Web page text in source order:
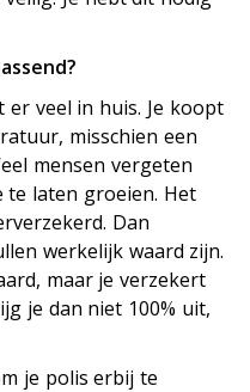
veel in huis. Je koopt
misschien een
mensen vergeten
te laten groeien. Het
Dan
werkelijk waard zijn.
maar je verzekert
je dan niet 100% uit,
je polis erbij te